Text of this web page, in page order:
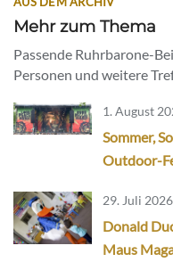
Mehr zum Thema
Passende Ruhrbarone-
Personen und weitere
1. August
Sommer,
Outdoor-
29. Juli
Donald
Maus